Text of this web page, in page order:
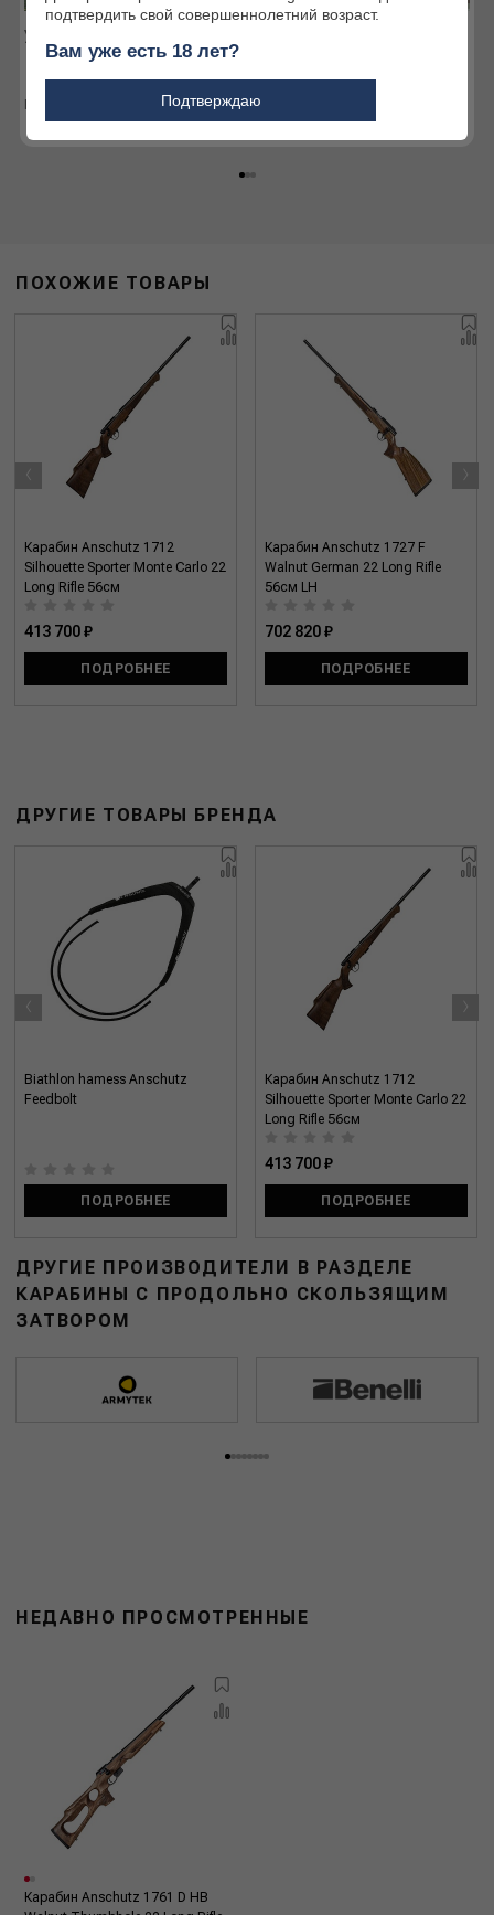
Услуги наших партнёров
товаров для охоты и
ПОХОЖИЕ ТОВАРЫ
Карабин Anschutz 1712
Silhouette Sporter Monte Carlo 22
Long Rifle 56см
413 700 ₽
ПОДРОБНЕЕ
Карабин Anschutz 1727 F
Walnut German 22 Long Rifle
56см LH
702 820 ₽
ПОДРОБНЕЕ
‹ ›
ДРУГИЕ ТОВАРЫ БРЕНДА
Biathlon hamess Anschutz
Feedbolt
ПОДРОБНЕЕ
Карабин Anschutz 1712
Silhouette Sporter Monte Carlo 22
Long Rifle 56см
413 700 ₽
ПОДРОБНЕЕ
‹ ›
ДРУГИЕ ПРОИЗВОДИТЕЛИ В РАЗДЕЛЕ
КАРАБИНЫ С ПРОДОЛЬНО СКОЛЬЗЯЩИМ
ЗАТВОРОМ
НЕДАВНО ПРОСМОТРЕННЫЕ
Карабин Anschutz 1761 D HB
подтвердить свой совершеннолетний возраст.
Вам уже есть 18 лет?
Подтверждаю